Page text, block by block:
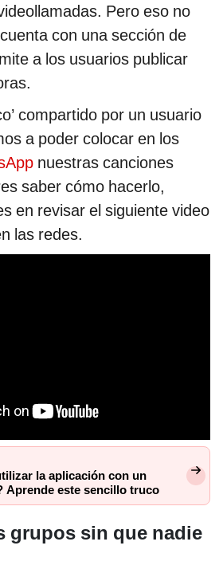
Pero eso no
con una sección de
a los usuarios publicar
compartido por un usuario
a poder colocar en los
nuestras canciones
saber cómo hacerlo,
en revisar el siguiente video
las redes.
la aplicación con un
Aprende este sencillo truco
grupos sin que nadie